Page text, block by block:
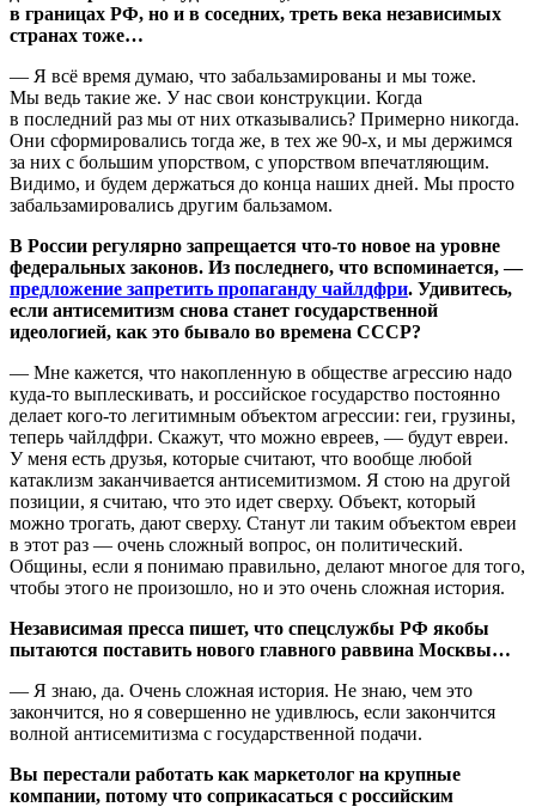
в границах РФ, но и в соседних, треть века независимых
странах тоже…
— Я всё время думаю, что забальзамированы и мы тоже.
Мы ведь такие же. У нас свои конструкции. Когда
в последний раз мы от них отказывались? Примерно никогда.
Они сформировались тогда же, в тех же 90-х, и мы держимся
за них с большим упорством, с упорством впечатляющим.
Видимо, и будем держаться до конца наших дней. Мы просто
забальзамировались другим бальзамом.
В России регулярно запрещается что-то новое на уровне
федеральных законов. Из последнего, что вспоминается, —
предложение запретить пропаганду чайлдфри. Удивитесь,
если антисемитизм снова станет государственной
идеологией, как это бывало во времена СССР?
— Мне кажется, что накопленную в обществе агрессию надо
куда-то выплескивать, и российское государство постоянно
делает кого-то легитимным объектом агрессии: геи, грузины,
теперь чайлдфри. Скажут, что можно евреев, — будут евреи.
У меня есть друзья, которые считают, что вообще любой
катаклизм заканчивается антисемитизмом. Я стою на другой
позиции, я считаю, что это идет сверху. Объект, который
можно трогать, дают сверху. Станут ли таким объектом евреи
в этот раз — очень сложный вопрос, он политический.
Общины, если я понимаю правильно, делают многое для того,
чтобы этого не произошло, но и это очень сложная история.
Независимая пресса пишет, что спецслужбы РФ якобы
пытаются поставить нового главного раввина Москвы…
— Я знаю, да. Очень сложная история. Не знаю, чем это
закончится, но я совершенно не удивлюсь, если закончится
волной антисемитизма с государственной подачи.
Вы перестали работать как маркетолог на крупные
компании, потому что соприкасаться с российским